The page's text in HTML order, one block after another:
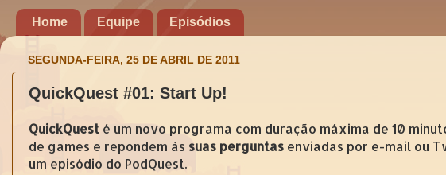
Home Equipe Episódios
SEGUNDA-FEIRA, 25 DE ABRIL DE 2011
QuickQuest #01: Start Up!
QuickQuest é um novo programa com duração máxima de 10
de games e repondem às suas perguntas enviadas por e-mail ou
um episódio do PodQuest.